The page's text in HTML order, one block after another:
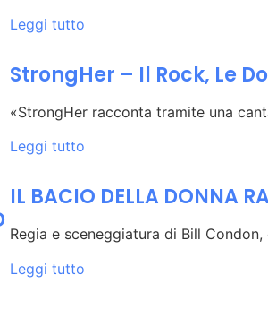
Leggi tutto
StrongHer – Il Rock, Le
«StrongHer racconta tramite una
Leggi tutto
IL BACIO DELLA DONNA
Regia e sceneggiatura di Bill
Leggi tutto